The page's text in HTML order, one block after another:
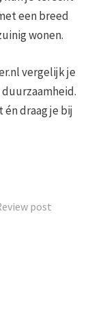
een breed
wonen.
vergelijk je
draag je bij
post